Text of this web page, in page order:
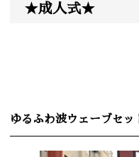
★成人式★
ゆるふわ波ウェーブセッ